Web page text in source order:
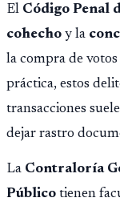
El Código Penal
cohecho y la
la compra de
práctica, estos
transacciones
dejar rastro
La Contraloría
Público tienen